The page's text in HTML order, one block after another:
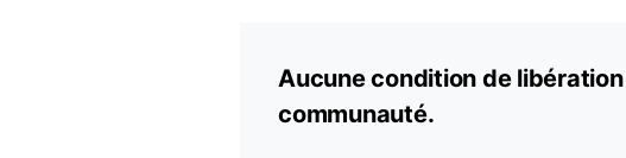
Aucune condition de
communauté.